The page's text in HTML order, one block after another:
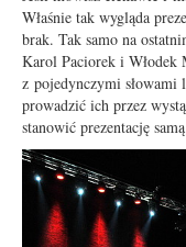
Właśnie tak wygląda
brak. Tak samo na
Karol Paciorek i
z pojedynczymi słowami
prowadzić ich przez
stanowić prezentację